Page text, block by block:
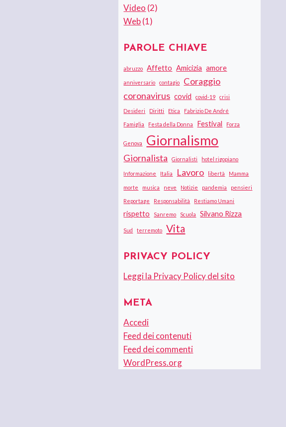
Video (2)
Web(1)
PAROLE CHIAVE
abruzzo Affetto Amicizia amore
anniversario contagio
Coraggio
coronavirus covid covid-19 crisi
Desideri Diritti Etica Fabrizio De André
Famiglia Festa della Donna Festival Forza
Genova Giornalismo
Giornalista Giornalisti hotel rigopiano
Informazione Italia Lavoro libertà Mamma
morte musica neve Notizie pandemia pensieri
Reportage Responsabilità Restiamo Umani
rispetto Sanremo Scuola Silvano Rizza
Sud terremoto Vita
PRIVACY POLICY
Leggi la Privacy Policy del sito
META
Accedi
Feed dei contenuti
Feed dei commenti
WordPress.org